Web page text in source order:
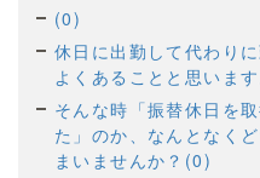
(0)
休日に出勤して代わり
よくあることと思いま
そんな時「振替休日を
た」のか、なんとなく
まいませんか？(0)